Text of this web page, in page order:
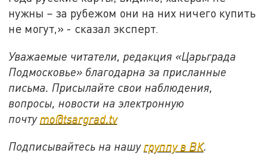
нужны – за рубежом они на них ничего купить
не могут,» - сказал эксперт.
Уважаемые читатели, редакция «Царьграда
Подмосковье» благодарна за присланные
письма. Присылайте свои наблюдения,
вопросы, новости на электронную
почту mo@tsargrad.tv
Подписывайтесь на нашу группу в ВК.